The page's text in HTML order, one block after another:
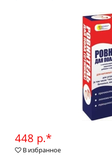
448 р.*
В избранное